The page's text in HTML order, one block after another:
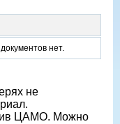
нет.
не
ЦАМО. Можно